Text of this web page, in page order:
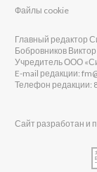
Файлы cookie
Главный редактор
Бобровников
Учредитель ООО
E-mail редакции:
Телефон редакции:
Сайт разработан и